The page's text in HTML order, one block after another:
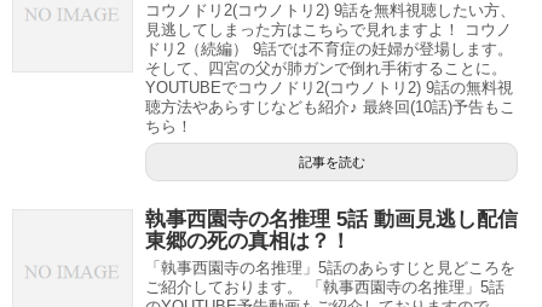
コウノドリ2(コウノトリ2) 9話を無料視聴したい方、
見逃してしまった方はこちらで見れますよ！ コウノ
ドリ2（続編） 9話では不育症の妊婦が登場します。
そして、四宮の父が肺ガンで倒れ手術することに。
YOUTUBEでコウノドリ2(コウノトリ2) 9話の無料視
聴方法やあらすじなども紹介♪ 最終回(10話)予告もこ
ちら！
記事を読む
執事西園寺の名推理 5話 動画見逃し配信
東郷の死の真相は？！
「執事西園寺の名推理」5話のあらすじと見どころを
ご紹介しております。 「執事西園寺の名推理」5話